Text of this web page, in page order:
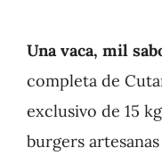
Una vaca, mil
completa de
exclusivo de 15
burgers